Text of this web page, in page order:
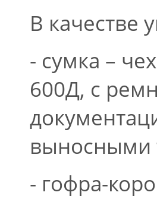
В качестве
- сумка –
600Д, с
выносными
- гофра-